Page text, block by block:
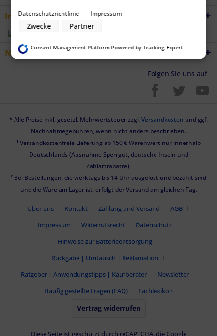
Informationen
Newsletter
Folgen Sie uns auf
* Alle Preise inkl. gesetzl. Mehrwertsteuer zzgl. Versandkosten und ggf.
Nachnahmegebühren, wenn nicht anders beschrieben.
¹ Versandkostenfreie Lieferung ab 150 € Warenwert nur innerhalb
Deutschlands (Ausnahme Sperrgut, deutsche Inseln und
Zahlartrabatte).
² Bei Bestellungen, die werktags bis 14 Uhr ausgelöst und bezahlt sind
und die Ware am Lager ist, erfolgt der Versand am gleichen Tag.
Über uns Kontakt Zahlung und Versand
AGB
Impressum
Widerrufsrecht
Datenschutz
Hinweise zur Batterieentsorgung
Rückgabe | Umtausch | Reklamation
Ratgeber | Anwendungstipps | Kaufberater
Newsletter
Häufig gestellte Fragen (FAQ)
Fachlexikon
Vertrag widerrufen
Diese Seite ist geschützt durch reCAPTCHA, die Google
Zwecke der Datenverarbeitung durch unsere Partner:
Speichern von oder Zugriff auf Informationen auf einem Endgerät
Verwendung von Profilen zur Auswahl personalisierter Werbung
Analyse von Zielgruppen durch Statistiken oder Kombinationen von
Verwendung genauer Standortdaten
Endgeräteeigenschaften zur Identifikation aktiv abfragen
Datenschutzrichtlinie Impressum
Zwecke Partner
Consent Management Platform Powered by Tracking-Expert